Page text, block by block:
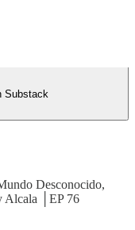
Substack
Desconocido,
Alcala │EP 76